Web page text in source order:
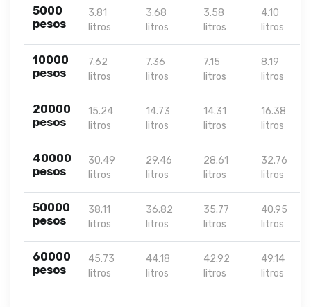
5000
pesos
3.81
litros
3.68
litros
3.58
litros
4.10
litros
10000
pesos
7.62
litros
7.36
litros
7.15
litros
8.19
litros
20000
pesos
15.24
litros
14.73
litros
14.31
litros
16.38
litros
40000
pesos
30.49
litros
29.46
litros
28.61
litros
32.76
litros
50000
pesos
38.11
litros
36.82
litros
35.77
litros
40.95
litros
60000
pesos
45.73
litros
44.18
litros
42.92
litros
49.14
litros